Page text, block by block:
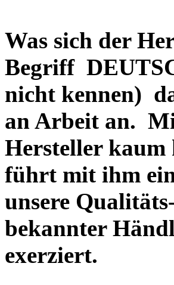
Was sich der
Begriff
nicht kennen)
an Arbeit an.
Hersteller
führt mit ihm
unsere
bekannter
exerziert.